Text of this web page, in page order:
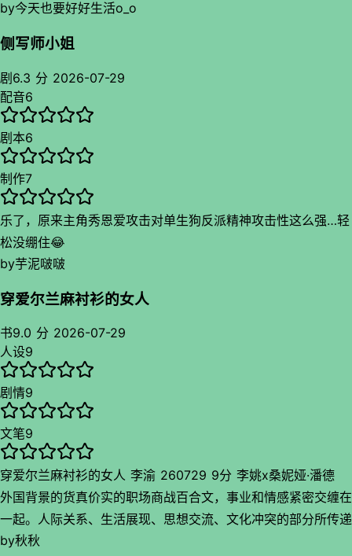
by今天也要好好生活o_o
侧写师小姐
剧6.3 分 2026-07-29
配音6
剧本6
制作7
乐了，原来主角秀恩爱攻击对单生狗反派精神攻击性这么强…轻
松没绷住😂
by芋泥啵啵
穿爱尔兰麻衬衫的女人
书9.0 分 2026-07-29
人设9
剧情9
文笔9
穿爱尔兰麻衬衫的女人 李渝 260729 9分 李姚x桑妮娅·潘德
外国背景的货真价实的职场商战百合文，事业和情感紧密交缠在
一起。人际关系、生活展现、思想交流、文化冲突的部分所传递
出的真实感几乎到了匪夷所思的地步，不是那种世俗而琐碎平凡
by秋秋